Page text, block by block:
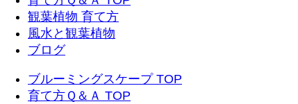
観葉植物 育て方
風水と観葉植物
ブログ
ブルーミングスケープ TOP
育て方Ｑ＆Ａ TOP